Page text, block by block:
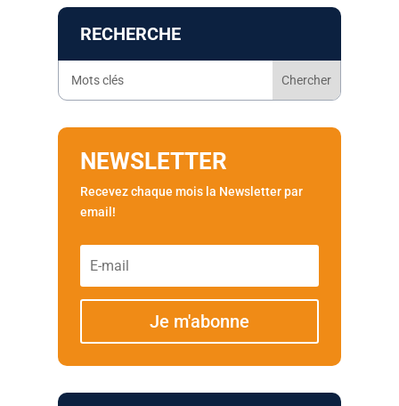
RECHERCHE
NEWSLETTER
Recevez chaque mois la Newsletter par
email!
Je m'abonne